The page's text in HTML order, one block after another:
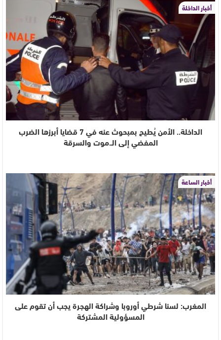
أخبار الداخلة
الداخلة.. الأمن يُطيح بمبحوث عنه في 7 قضايا أبرزها الضرب
المفضي إلى الـ.موت والسرقة
أخبار الساعة
المغرب: لسنا شرطي أوروبا وشراكة الهجرة يجب أن تقوم على
المسؤولية المشتركة